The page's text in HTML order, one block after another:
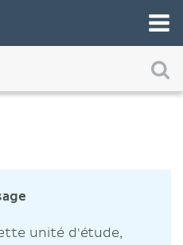
unité d'étude,